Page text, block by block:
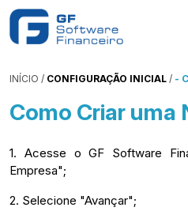
INÍCIO / CONFIGURAÇÃO INICIAL / -
Como Criar uma
1. Acesse o GF Software
Empresa";
2. Selecione "Avançar";